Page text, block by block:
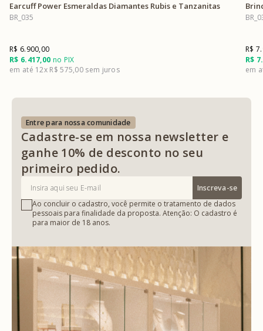
Earcuff Power Esmeraldas Diamantes Rubis e Tanzanitas
BR_035
R$ 6.417,00 no PIX
R$ 6.900,00
12x R$ 575,00
R$
R$
Entre para nossa comunidade
Cadastre-se em nossa newsletter e
ganhe 10% de desconto no seu
primeiro pedido.
Inscreva-se
Ao concluir o cadastro, você permite o tratamento de dados
pessoais para finalidade da proposta. Atenção: O cadastro é
para maior de 18 anos.